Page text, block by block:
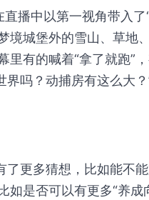
播中以第一视角带入了
境城堡外的雪山、草地
里有的喊着“拿了就跑”
界吗？动捕房有这么大？
了更多猜想，比如能不
如是否可以有更多“养成